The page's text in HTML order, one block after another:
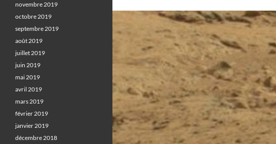
novembre 2019
octobre 2019
septembre 2019
août 2019
juillet 2019
juin 2019
mai 2019
avril 2019
mars 2019
février 2019
janvier 2019
décembre 2018